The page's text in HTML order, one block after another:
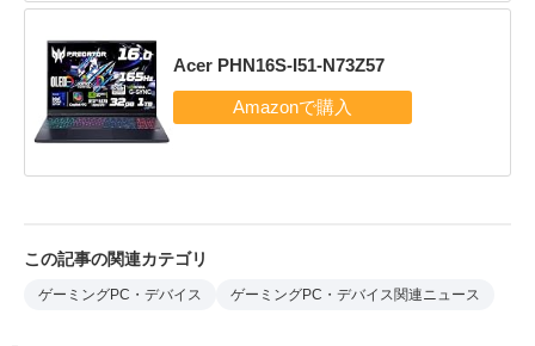
Acer PHN16S-I51-N73Z57
この記事の関連カテゴリ
ゲーミングPC・デバイス ゲーミングPC・デバイス関連ニュース